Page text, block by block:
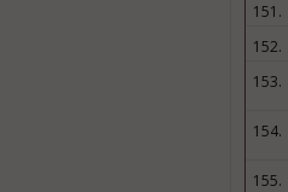
151.
152.
153.
154.
155.